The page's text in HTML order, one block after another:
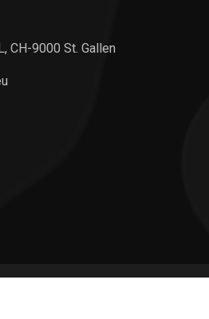
CH-9000 St. Gallen